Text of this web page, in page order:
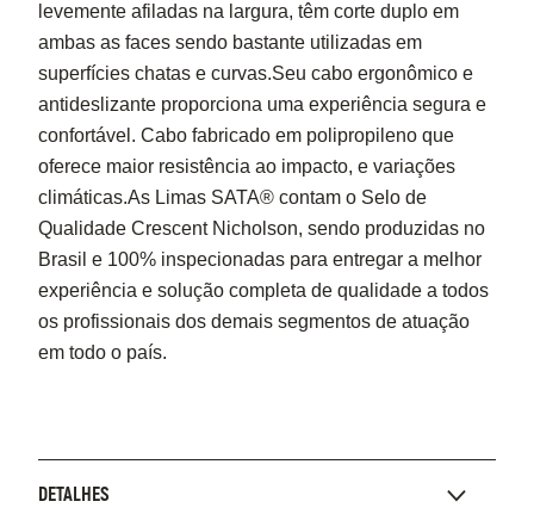
levemente afiladas na largura, têm corte duplo em
ambas as faces sendo bastante utilizadas em
superfícies chatas e curvas.Seu cabo ergonômico e
antideslizante proporciona uma experiência segura e
confortável. Cabo fabricado em polipropileno que
oferece maior resistência ao impacto, e variações
climáticas.As Limas SATA® contam o Selo de
Qualidade Crescent Nicholson, sendo produzidas no
Brasil e 100% inspecionadas para entregar a melhor
experiência e solução completa de qualidade a todos
os profissionais dos demais segmentos de atuação
em todo o país.
DETALHES